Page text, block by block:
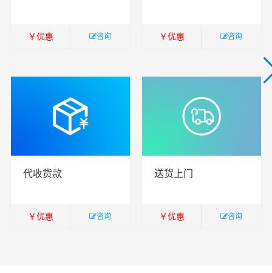
￥优惠 咨询 ￥优惠 咨询
代收货款
￥优惠 咨询
送货上门
￥优惠 咨询